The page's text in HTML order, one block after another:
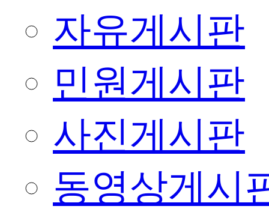
자유게시판
민원게시판
사진게시판
동영상게시